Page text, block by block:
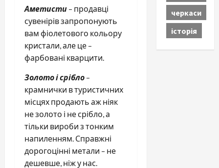
Аметисти – продавці
сувенірів запропонують
вам фіолетового кольору
кристали, але це –
фарбовані кварцити.
Золото і срібло –
крамнички в туристичних
місцях продають аж ніяк
не золото і не срібло, а
тільки вироби з тонким
напиленням. Справжні
дорогоцінні метали – не
дешевше, ніж у нас.
черкаси
історія